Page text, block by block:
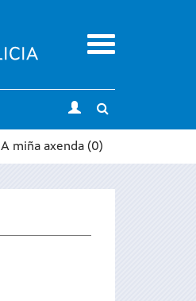
Menu
search
A miña axenda (0)